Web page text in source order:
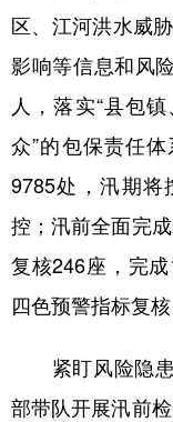
区、江河洪水威
影响等信息和风
人，落实“县包
众”的包保责任
9785处，汛期
控；汛前全面完
复核246座，完
四色预警指标复核
紧盯风险隐患
部带队开展汛前